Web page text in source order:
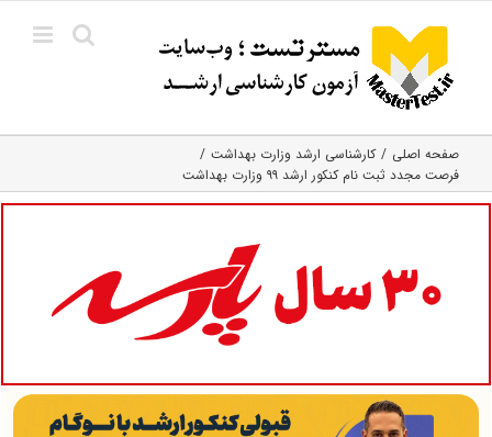
content
صفحه اصلی
کارشناسی ارشد وزارت بهداشت
فرصت مجدد ثبت نام کنکور ارشد ۹۹ وزارت بهداشت